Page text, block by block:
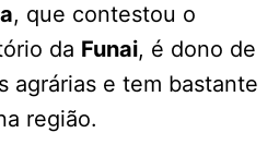
, que contestou o
da Funai, é dono de
agrárias e tem bastante
região.